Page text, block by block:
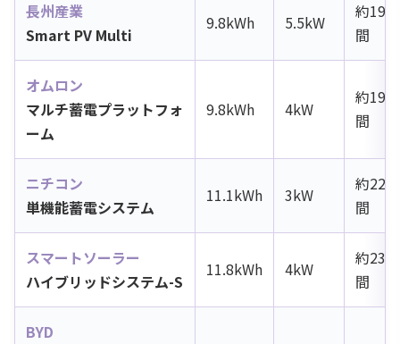
長州産業
Smart PV Multi
9.8kWh 5.5kW
約
間
オムロン
マルチ蓄電プラットフォ
ーム
9.8kWh 4kW
約
間
ニチコン
単機能蓄電システム
11.1kWh 3kW
約
間
スマートソーラー
ハイブリッドシステム-S
11.8kWh 4kW
約
間
BYD